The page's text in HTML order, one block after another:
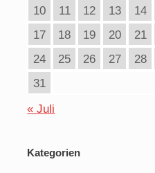
10
11 12 13 14
17
18 19 20 21
24
25 26 27 28
31
« Juli
Kategorien